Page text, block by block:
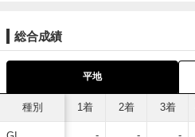
総合成績
平地
種別 1着 2着 3着